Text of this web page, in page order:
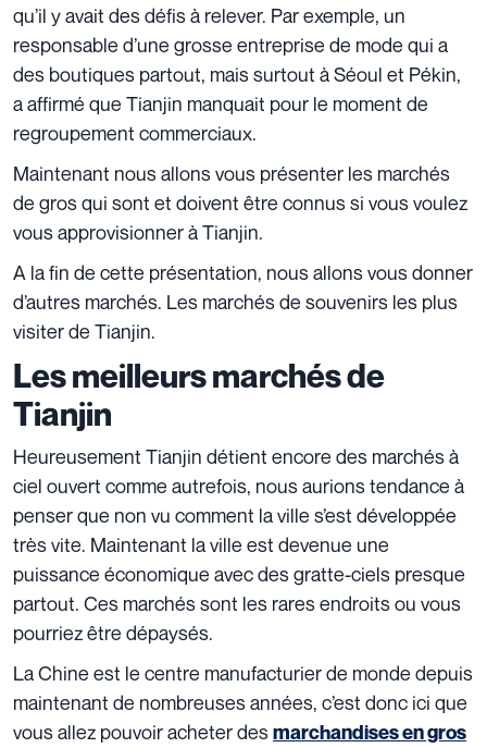
qu’il y avait des défis à relever. Par exemple, un
responsable d’une grosse entreprise de mode qui a
des boutiques partout, mais surtout à Séoul et Pékin,
a affirmé que Tianjin manquait pour le moment de
regroupement commerciaux.
Maintenant nous allons vous présenter les marchés
de gros qui sont et doivent être connus si vous voulez
vous approvisionner à Tianjin.
A la fin de cette présentation, nous allons vous donner
d’autres marchés. Les marchés de souvenirs les plus
visiter de Tianjin.
Les meilleurs marchés de
Tianjin
Heureusement Tianjin détient encore des marchés à
ciel ouvert comme autrefois, nous aurions tendance à
penser que non vu comment la ville s’est développée
très vite. Maintenant la ville est devenue une
puissance économique avec des gratte-ciels presque
partout. Ces marchés sont les rares endroits ou vous
pourriez être dépaysés.
La Chine est le centre manufacturier de monde depuis
maintenant de nombreuses années, c’est donc ici que
vous allez pouvoir acheter desmarchandises en gros